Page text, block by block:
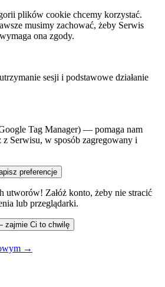
plików cookie chcemy korzystać.
musimy zachować, żeby Serwis
ona zgody.
sesji i podstawowe działanie
Tag Manager) — pomaga nam
z Serwisu, w sposób zagregowany i
preferencje
utworów! Załóż konto, żeby nie stracić
lub przeglądarki.
zajmie Ci to chwilę
→